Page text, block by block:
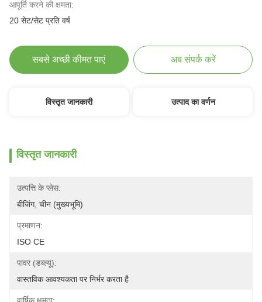
आपूर्ति करने की क्षमता:
20 सेट/सेट प्रति वर्ष
सबसे अच्छी कीमत पाएं अब संपर्क करें
विस्तृत जानकारी उत्पाद का वर्णन
विस्तृत जानकारी
उत्पत्ति के प्लेस:
बीजिंग, चीन (मुख्यभूमि)
प्रमाणन:
ISO CE
पावर (डब्ल्यू):
वास्तविक आवश्यकता पर निर्भर करता है